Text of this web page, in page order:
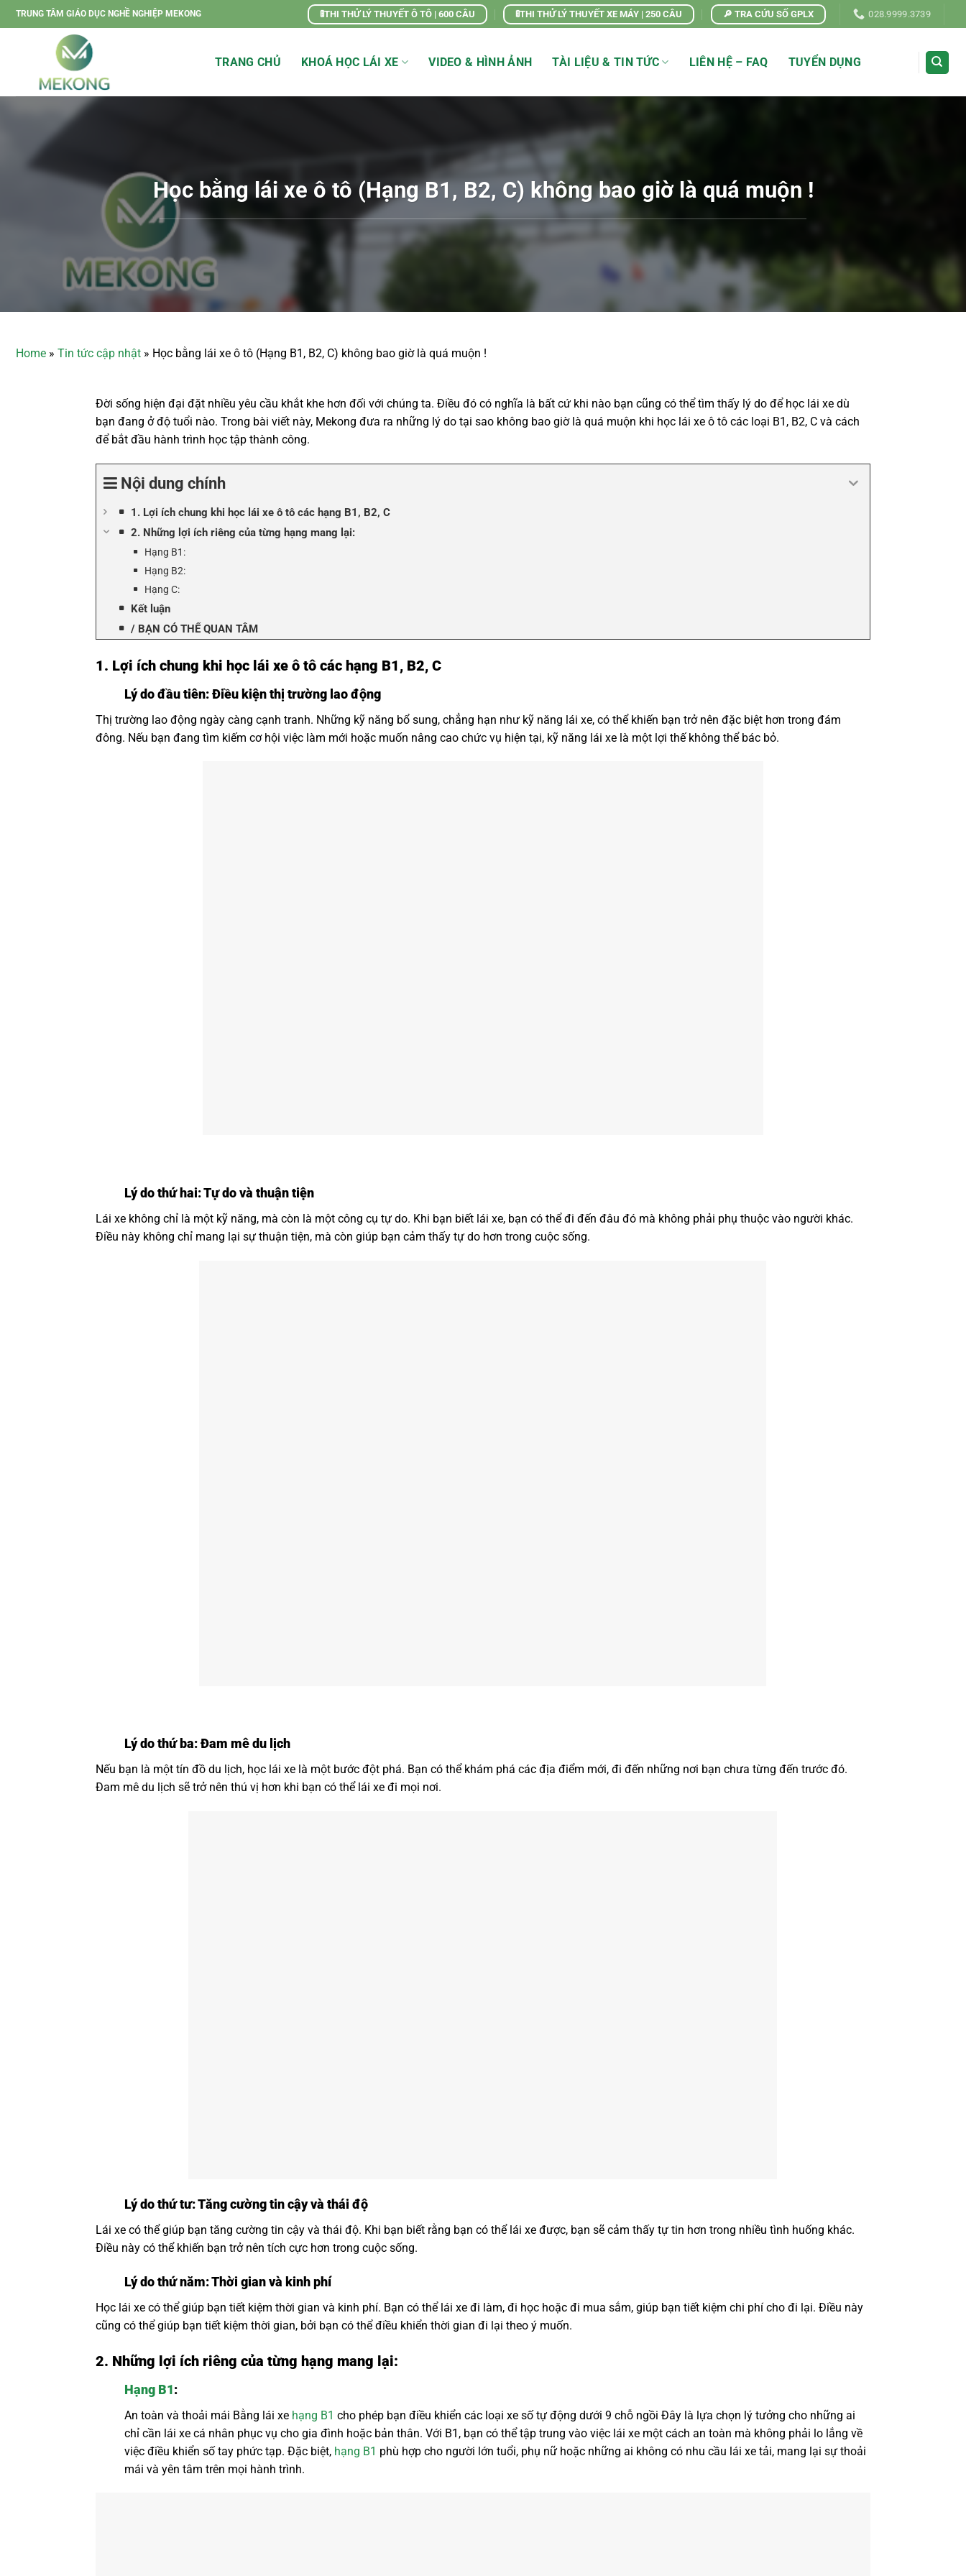
Chuyển
đến
TRUNG TÂM GIÁO DỤC NGHỀ NGHIỆP MEKONG 🚦THI THỬ LÝ THUYẾT Ô TÔ | 600 CÂU 🚦THI THỬ LÝ THUYẾT XE MÁY | 250 CÂU 🔎 TRA CỨU SỐ GPLX 028.9999.3739
TRANG CHỦ KHOÁ HỌC LÁI XE VIDEO & HÌNH ẢNH TÀI LIỆU & TIN TỨC LIÊN HỆ – FAQ TUYỂN DỤNG
Học bằng lái xe ô tô (Hạng B1, B2, C) không bao giờ là quá muộn !
Home » Tin tức cập nhật » Học bằng lái xe ô tô (Hạng B1, B2, C) không bao giờ là quá muộn !
Đời sống hiện đại đặt nhiều yêu cầu khắt khe hơn đối với chúng ta. Điều đó có nghĩa là bất cứ khi nào bạn cũng có thể tìm thấy lý do để học lái xe dù
bạn đang ở độ tuổi nào. Trong bài viết này, Mekong đưa ra những lý do tại sao không bao giờ là quá muộn khi học lái xe ô tô các loại B1, B2, C và cách
để bắt đầu hành trình học tập thành công.
Nội dung chính
1. Lợi ích chung khi học lái xe ô tô các hạng B1, B2, C
2. Những lợi ích riêng của từng hạng mang lại:
Hạng B1:
Hạng B2:
Hạng C:
Kết luận
/ BẠN CÓ THỂ QUAN TÂM
1. Lợi ích chung khi học lái xe ô tô các hạng B1, B2, C
Lý do đầu tiên: Điều kiện thị trường lao động
Thị trường lao động ngày càng cạnh tranh. Những kỹ năng bổ sung, chẳng hạn như kỹ năng lái xe, có thể khiến bạn trở nên đặc biệt hơn trong đám
đông. Nếu bạn đang tìm kiếm cơ hội việc làm mới hoặc muốn nâng cao chức vụ hiện tại, kỹ năng lái xe là một lợi thế không thể bác bỏ.
Lý do thứ hai: Tự do và thuận tiện
Lái xe không chỉ là một kỹ năng, mà còn là một công cụ tự do. Khi bạn biết lái xe, bạn có thể đi đến đâu đó mà không phải phụ thuộc vào người khác.
Điều này không chỉ mang lại sự thuận tiện, mà còn giúp bạn cảm thấy tự do hơn trong cuộc sống.
Lý do thứ ba: Đam mê du lịch
Nếu bạn là một tín đồ du lịch, học lái xe là một bước đột phá. Bạn có thể khám phá các địa điểm mới, đi đến những nơi bạn chưa từng đến trước đó.
Đam mê du lịch sẽ trở nên thú vị hơn khi bạn có thể lái xe đi mọi nơi.
Lý do thứ tư: Tăng cường tin cậy và thái độ
Lái xe có thể giúp bạn tăng cường tin cậy và thái độ. Khi bạn biết rằng bạn có thể lái xe được, bạn sẽ cảm thấy tự tin hơn trong nhiều tình huống khác.
Điều này có thể khiến bạn trở nên tích cực hơn trong cuộc sống.
Lý do thứ năm: Thời gian và kinh phí
Học lái xe có thể giúp bạn tiết kiệm thời gian và kinh phí. Bạn có thể lái xe đi làm, đi học hoặc đi mua sắm, giúp bạn tiết kiệm chi phí cho đi lại. Điều này
cũng có thể giúp bạn tiết kiệm thời gian, bởi bạn có thể điều khiển thời gian đi lại theo ý muốn.
2. Những lợi ích riêng của từng hạng mang lại:
Hạng B1:
An toàn và thoải mái Bằng lái xe hạng B1 cho phép bạn điều khiển các loại xe số tự động dưới 9 chỗ ngồi Đây là lựa chọn lý tưởng cho những ai
chỉ cần lái xe cá nhân phục vụ cho gia đình hoặc bản thân. Với B1, bạn có thể tập trung vào việc lái xe một cách an toàn mà không phải lo lắng về
việc điều khiển số tay phức tạp. Đặc biệt, hạng B1 phù hợp cho người lớn tuổi, phụ nữ hoặc những ai không có nhu cầu lái xe tải, mang lại sự thoải
mái và yên tâm trên mọi hành trình.